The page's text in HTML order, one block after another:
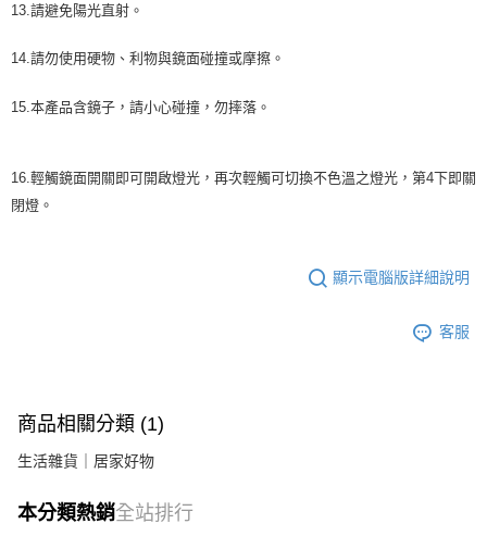
13.請避免陽光直射。
14.請勿使用硬物、利物與鏡面碰撞或摩擦。
15.本產品含鏡子，請小心碰撞，勿摔落。
16.輕觸鏡面開關即可開啟燈光，再次輕觸可切換不色溫之燈光，第4下即關
閉燈。
顯示電腦版詳細說明
客服
商品相關分類 (1)
生活雜貨｜居家好物
本分類熱銷全站排行